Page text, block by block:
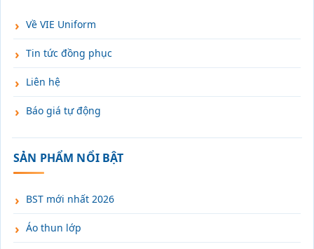
Về VIE Uniform
Tin tức đồng phục
Liên hệ
Báo giá tự động
SẢN PHẨM NỔI BẬT
BST mới nhất 2026
Áo thun lớp